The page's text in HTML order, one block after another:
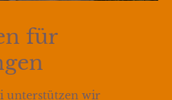
für
unterstützen wir